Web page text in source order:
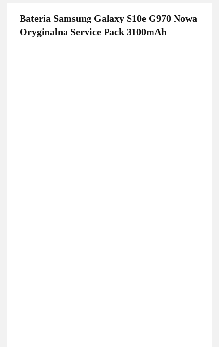
Bateria Samsung Galaxy S10e G970 Nowa
Oryginalna Service Pack 3100mAh